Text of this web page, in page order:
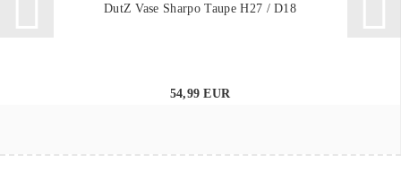
DutZ Vase Sharpo Taupe H27 / D18
54,99 EUR